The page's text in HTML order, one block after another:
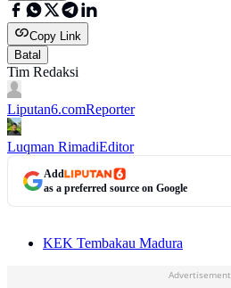
Copy Link
Batal
Tim Redaksi
Liputan6.comReporter
Luqman RimadiEditor
Add
as a preferred source on Google
KEK Tembakau Madura
Advertisement